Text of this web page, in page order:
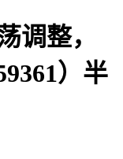
调整，
）半